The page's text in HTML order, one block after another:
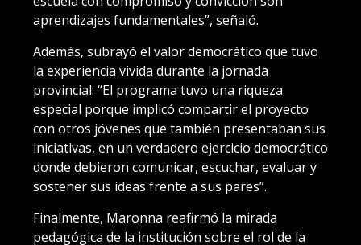
aprendizajes fundamentales”, señaló.
Además, subrayó el valor democrático que tuvo
la experiencia vivida durante la jornada
provincial: “El programa tuvo una riqueza
especial porque implicó compartir el proyecto
con otros jóvenes que también presentaban sus
iniciativas, en un verdadero ejercicio democrático
donde debieron comunicar, escuchar, evaluar y
sostener sus ideas frente a sus pares”.
Finalmente, Maronna reafirmó la mirada
pedagógica de la institución sobre el rol de la